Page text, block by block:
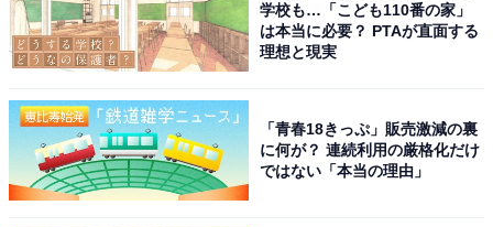
学校も…「こども110番の家」
は本当に必要？ PTAが直面する
理想と現実
「青春18きっぷ」販売激減の裏
に何が？ 連続利用の厳格化だけ
ではない「本当の理由」